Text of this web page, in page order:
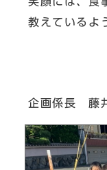
教えているよ
地
企画係長 藤